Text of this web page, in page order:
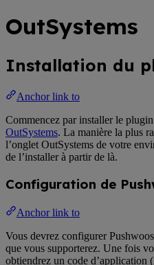
OutSystems
Installation du
Anchor link to
Commencez par installer le
OutSystems. La manière la plus
l’onglet OutSystems de votre
de l’installer à partir de là.
Configuration de
Anchor link to
Vous devrez configurer
que vous supporterez. Une fois
obtiendrez un code